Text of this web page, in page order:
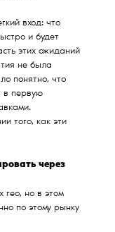
вход: что
и будет
этих ожиданий
не была
понятно, что
в первую
того, как эти
через
гео, но в этом
по этому рынку